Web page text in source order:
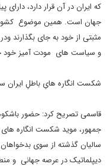
که ایران در آن قرار دارد،
جهان است. همین موضوع
مثبتی از خود به جای بگذارند
و سیاست های مودت آمیز خود
شکست انگاره هایِ باطلِ ایران
قاسمی تصریح کرد: حضور
جمهور، موید شکست انگاره
سالیان گذشته از سوی
دیپلماتیک در عرصه جهانی و